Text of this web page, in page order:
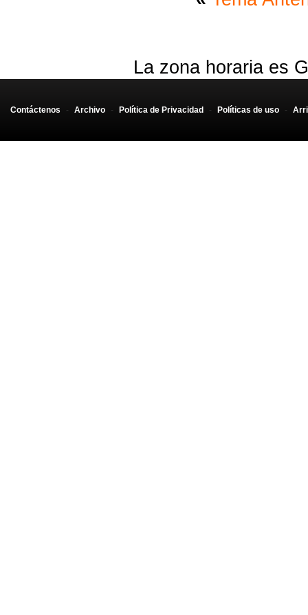
La zona horaria es
Contáctenos - Archivo - Política de Privacidad - Políticas de uso -